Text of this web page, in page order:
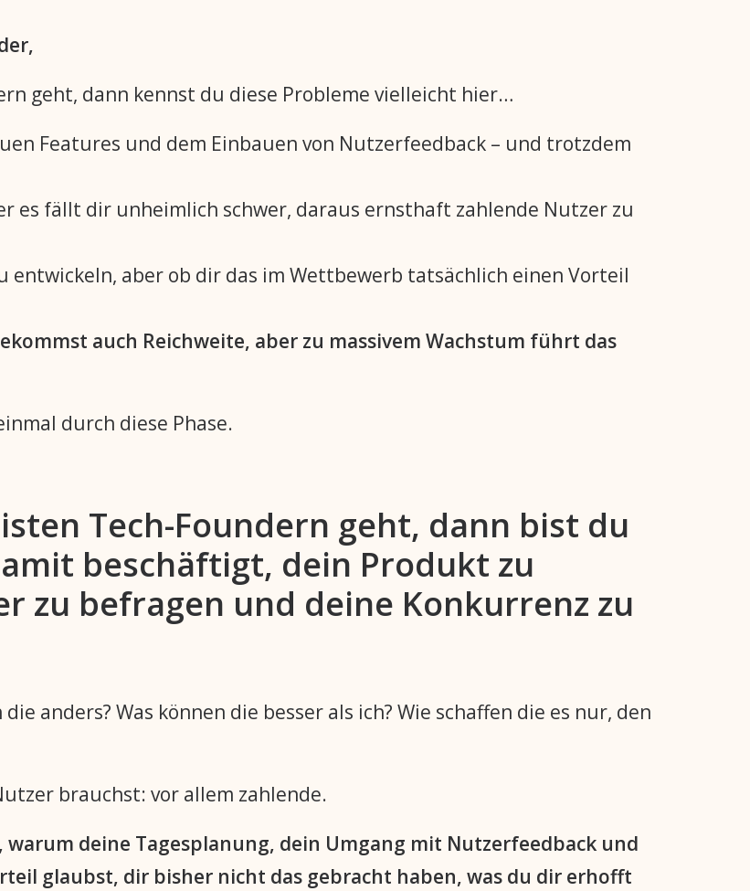
geht, dann kennst du diese Probleme vielleicht hier…
Features und dem Einbauen von Nutzerfeedback – und trotzdem
es fällt dir unheimlich schwer, daraus ernsthaft zahlende Nutzer zu
entwickeln, aber ob dir das im Wettbewerb tatsächlich einen Vorteil
auch Reichweite, aber zu massivem Wachstum führt das
durch diese Phase.
Tech-Foundern geht, dann bist du
beschäftigt, dein Produkt zu
zu befragen und deine Konkurrenz zu
anders? Was können die besser als ich? Wie schaffen die es nur, den
brauchst: vor allem zahlende.
deine Tagesplanung, dein Umgang mit Nutzerfeedback und
glaubst, dir bisher nicht das gebracht haben, was du dir erhofft